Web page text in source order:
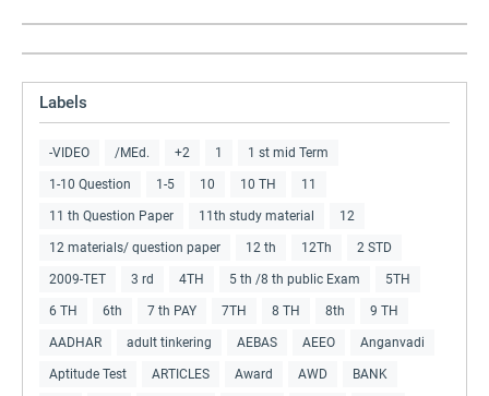
Labels
-VIDEO /MEd. +2 1 1 st mid Term
1-10 Question 1-5 10 10 TH 11
11 th Question Paper 11th study material 12
12 materials/ question paper 12 th 12Th 2 STD
2009-TET 3 rd 4TH 5 th /8 th public Exam 5TH
6 TH 6th 7 th PAY 7TH 8 TH 8th 9 TH
AADHAR adult tinkering AEBAS AEEO Anganvadi
Aptitude Test ARTICLES Award AWD BANK